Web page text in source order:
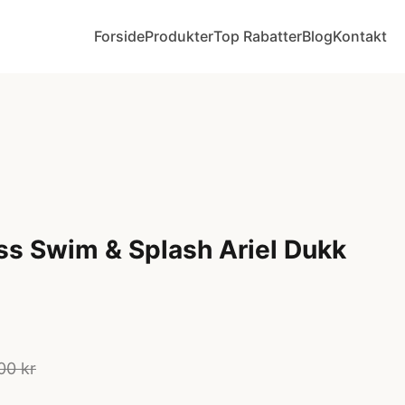
ForsideProdukterTop RabatterBlogKontakt
Swim & Splash Ariel Dukk
kr